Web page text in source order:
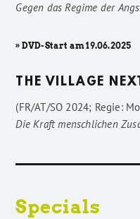
Gegen das Regime der
» DVD-Start am 19.06.2025
THE VILLAGE
(FR/AT/SO 2024; Regie:
Die Kraft menschlichen
Specials